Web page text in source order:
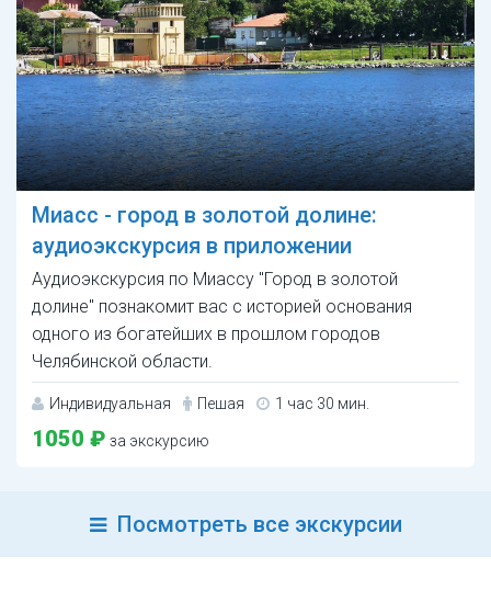
Миасс - город в золотой долине:
аудиоэкскурсия в приложении
Аудиоэкскурсия по Миассу "Город в золотой
долине" познакомит вас с историей основания
одного из богатейших в прошлом городов
Челябинской области.
Индивидуальная Пешая 1 час 30 мин.
1050 ₽ за экскурсию
Посмотреть все экскурсии